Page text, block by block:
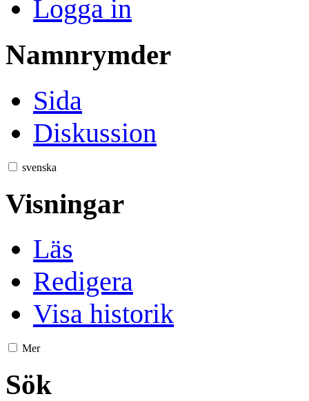
Logga in
Namnrymder
Sida
Diskussion
svenska
Visningar
Läs
Redigera
Visa historik
Mer
Sök